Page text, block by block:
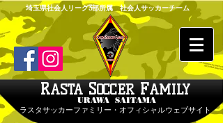
埼玉県社会人リーグ3部所属 社会人サッカーチーム
RASTASOCCERFAMILY
URAWA SAITAMA
ラスタサッカーファミリー・オフィシャルウェブサイト